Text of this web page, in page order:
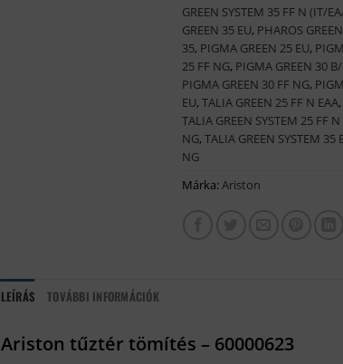
GREEN SYSTEM 35 FF N (IT/
GREEN 35 EU, PHAROS
35, PIGMA GREEN 25 EU,
25 FF NG, PIGMA GREEN 30
PIGMA GREEN 30 FF NG,
EU, TALIA GREEN 25 FF N EAA,
TALIA GREEN SYSTEM 25 FF N
NG, TALIA GREEN SYSTEM 35
NG
Márka:Ariston
LEÍRÁS TOVÁBBI INFORMÁCIÓK
Ariston tűztér tömítés – 60000623